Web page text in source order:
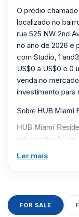
O prédio
localizado no
rua 525 NW 2nd
no ano de 2026 e
com Studio, 1
US$0 a US$0 e 0
venda no
investimento para
Sobre HUB Miami
HUB Miami
pré-construção
construção é
locatários,
no sul da Flórida.
O HUB Miami
Ler mais
FOR SALE